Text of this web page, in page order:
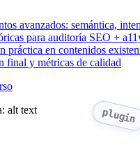
avanzados: semántica,
para auditoría SEO +
práctica en contenidos
final y métricas de calidad
alt text
plugin